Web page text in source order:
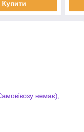
Купити
немає),